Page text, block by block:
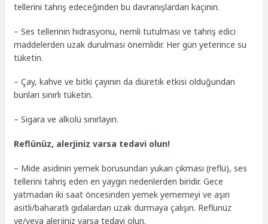
tellerini tahriş edeceğinden bu davranışlardan kaçının.
– Ses tellerinin hidrasyonu, nemli tutulması ve tahriş edici
maddelerden uzak durulması önemlidir. Her gün yeterince su
tüketin.
– Çay, kahve ve bitki çayının da diüretik etkisi olduğundan
bunları sınırlı tüketin.
– Sigara ve alkolü sınırlayın.
Reflünüz, alerjiniz varsa tedavi olun!
– Mide asidinin yemek borusundan yukarı çıkması (reflü), ses
tellerini tahriş eden en yaygın nedenlerden biridir. Gece
yatmadan iki saat öncesinden yemek yememeyi ve aşırı
asitli/baharatlı gıdalardan uzak durmaya çalışın. Reflünüz
ve/veya alerjiniz varsa tedavi olun.